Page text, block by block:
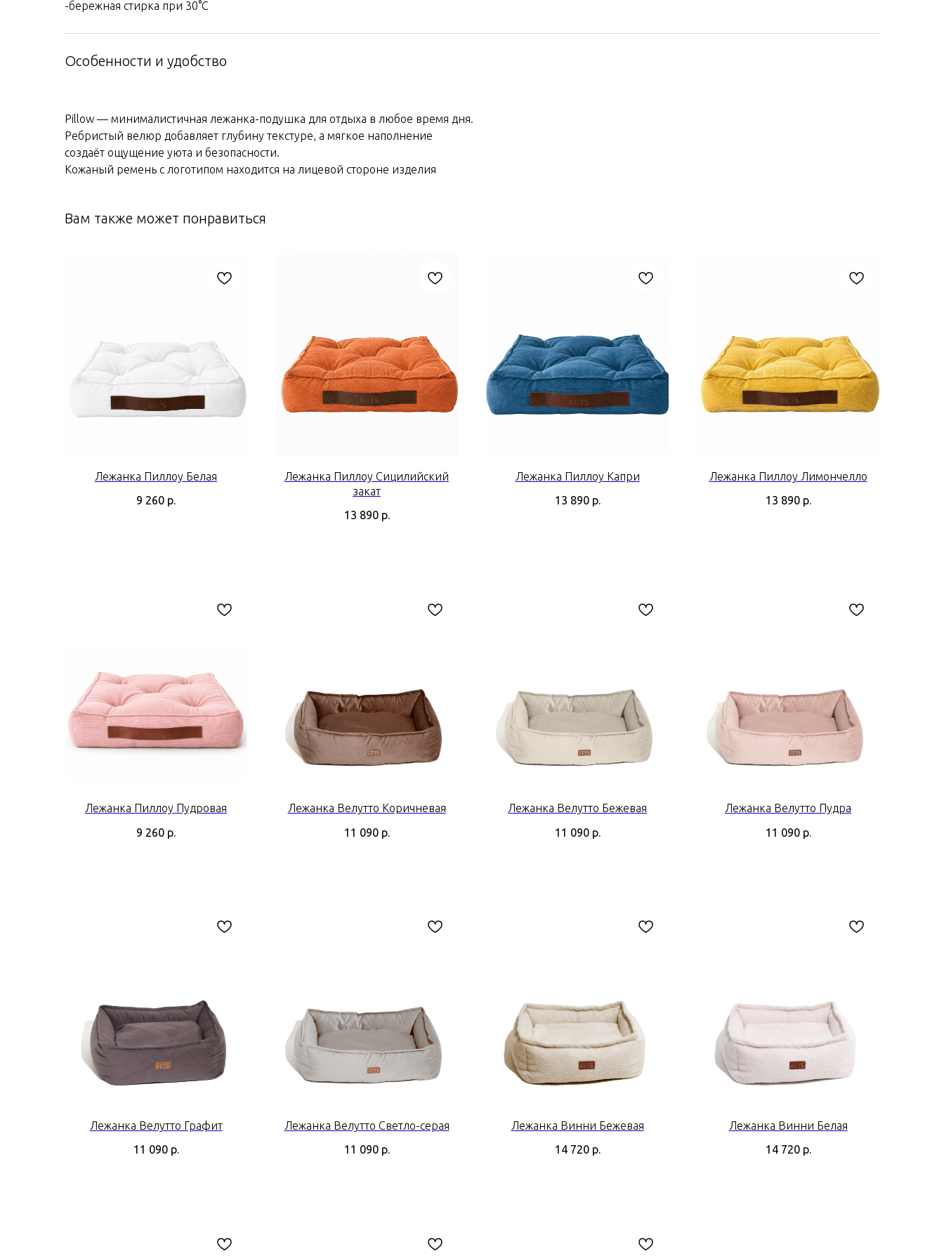
-бережная стирка при 30°C
Особенности и удобство
Pillow — минималистичная лежанка-подушка для отдыха в любое время дня.
Ребристый велюр добавляет глубину текстуре, а мягкое наполнение
создаёт ощущение уюта и безопасности.
Кожаный ремень с логотипом находится на лицевой стороне изделия
Вам также может понравиться
Лежанка Пиллоу Белая
9 260 р.
Лежанка Пиллоу Сицилийский
закат
13 890 р.
Лежанка Пиллоу Капри
13 890 р.
Лежанка Пиллоу Лимончелло
13 890 р.
Лежанка Пиллоу Пудровая
9 260 р.
Лежанка Велутто Коричневая
11 090 р.
Лежанка Велутто Бежевая
11 090 р.
Лежанка Велутто Пудра
11 090 р.
Лежанка Велутто Графит
11 090 р.
Лежанка Велутто Светло-серая
11 090 р.
Лежанка Винни Бежевая
14 720 р.
Лежанка Винни Белая
14 720 р.